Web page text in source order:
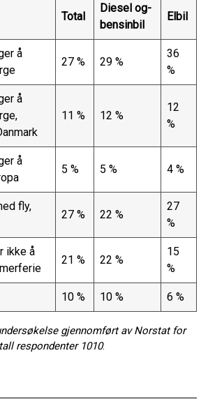
Total
Diesel og-
bensinbil
Elbil
å
27 % 29 %
36
%
å
11 % 12 %
12
%
å
5 % 5 % 4 %
fly,
27 % 22 %
27
%
ikke å
21 % 22 %
15
%
10 % 10 % 6 %
gjennomført av Norstat for
respondenter 1010.